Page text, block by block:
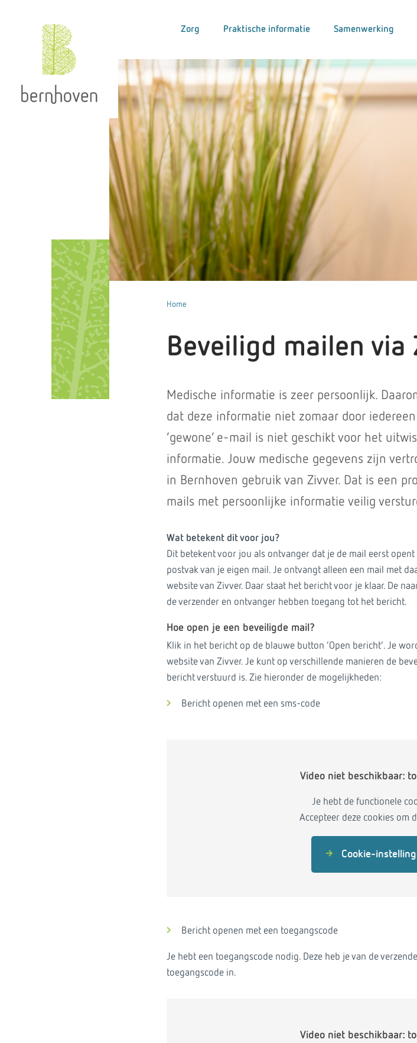
Zorg Praktische informatie Samenwerking
Home
Beveiligd mailen via
Medische informatie is zeer persoonlijk.
dat deze informatie niet zomaar door
‘gewone’ e-mail is niet geschikt voor het
informatie. Jouw medische gegevens zijn
in Bernhoven gebruik van Zivver. Dat is een
mails met persoonlijke informatie veilig
Wat betekent dit voor jou?
Dit betekent voor jou als ontvanger dat je de mail eerst
postvak van je eigen mail. Je ontvangt alleen een mail met
website van Zivver. Daar staat het bericht voor je klaar. De
de verzender en ontvanger hebben toegang tot het bericht.
Hoe open je een beveiligde mail?
Klik in het bericht op de blauwe button ‘Open bericht’. Je
website van Zivver. Je kunt op verschillende manieren de
bericht verstuurd is. Zie hieronder de mogelijkheden:
Bericht openen met een sms-code
Video niet beschikbaar:
Je hebt de functionele
Accepteer deze cookies om
Cookie-
Bericht openen met een toegangscode
Je hebt een toegangscode nodig. Deze heb je van de
toegangscode in.
Video niet beschikbaar: